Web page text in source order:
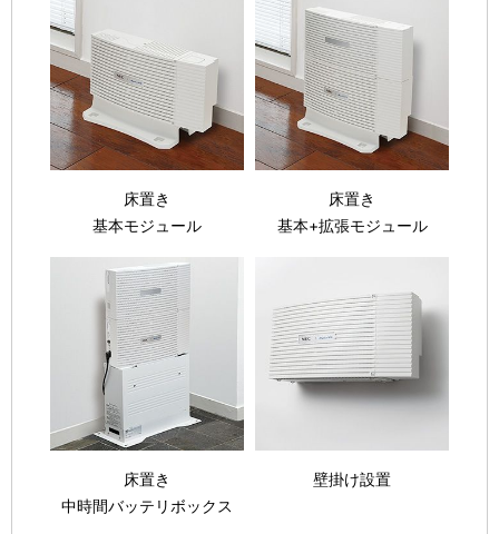
床置き
基本モジュール
床置き
基本+拡張モジュール
床置き
中時間バッテリボックス
壁掛け設置